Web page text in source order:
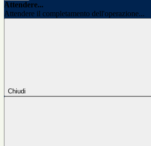
Attendere...
Attendere il completamento dell'operazione...
Chiudi